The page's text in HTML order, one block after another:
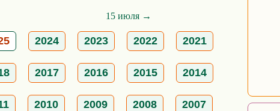
15 июля →
2024 2023 2022 2021
2017 2016 2015 2014
2010 2009 2008 2007